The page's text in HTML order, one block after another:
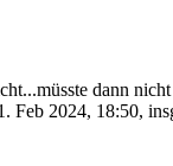
dann
Feb 2024, 18:50,